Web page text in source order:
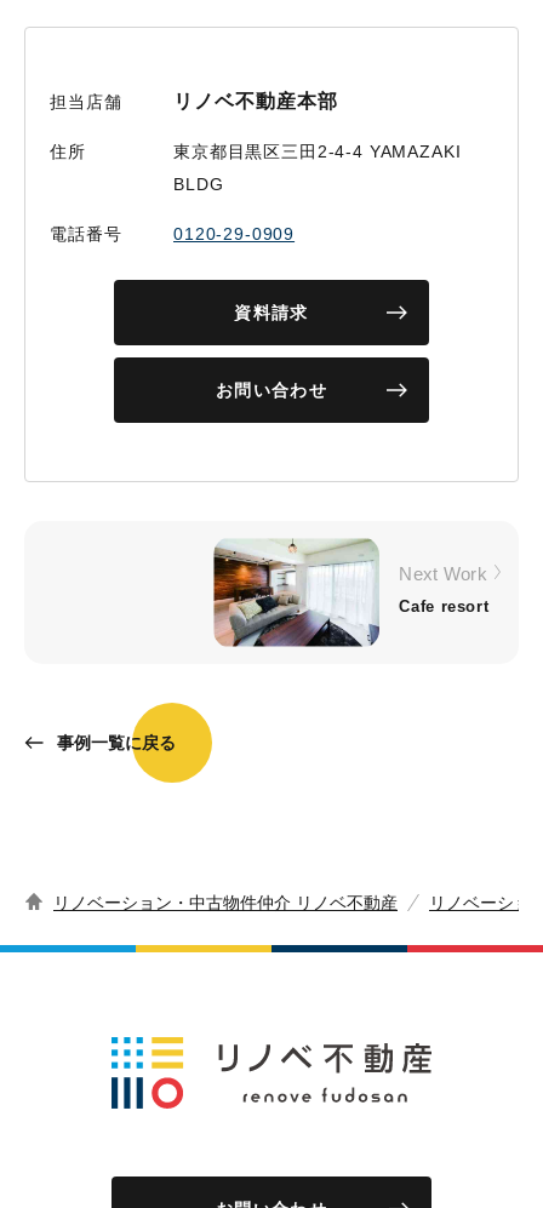
担当店舗 リノベ不動産本部
住所
東京都目黒区三田2-4-4 YAMAZAKI
BLDG
電話番号 0120-29-0909
資料請求
お問い合わせ
事例一覧に戻る
Next Work
Cafe resort
リノベーション・中古物件仲介 リノベ不動産 リノベーショ